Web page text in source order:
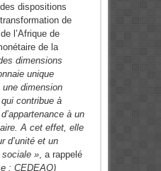
dispositions
de
l’Afrique de
de la
dimensions
unique
dimension
contribue à
à un
A cet effet, elle
d’unité et un
sociale », a rappelé
: CEDEAO)